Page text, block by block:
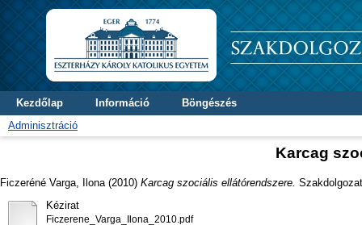
Kezdőlap Információ
Böngészés
Adminisztráció
Karcag
Ficzeréné Varga, Ilona (2010) Karcag szociális ellátórendszere.
Kézirat
Ficzerene_Varga_Ilona_2010.pdf